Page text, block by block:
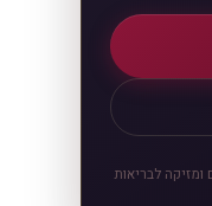
לבריאות